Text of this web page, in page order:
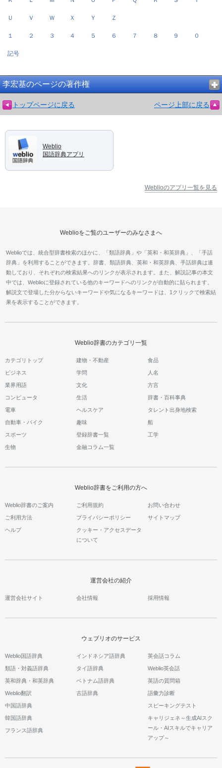
Ｕ Ｖ Ｗ Ｘ Ｙ Ｚ
１ ２ ３ ４ ５ ６ ７ ８ ９ ０
記号
李宏基のページの著作権
トップページに戻る ページ上部に戻る
Weblio
国語辞典アプリ
Weblioのアプリ一覧を見る
Weblioをご覧のユーザーのみなさまへ
Weblioでは、統合型辞書検索のほかに、「類語辞典」や「英和・和英辞典」、「手話
辞典」を利用することができます。辞書、類語辞典、英和・和英辞典、手話辞典は連
動しており、それぞれの検索結果へのリンクが表示されます。また、解説記事の本文
中では、Weblioに登録されている他のキーワードへのリンクが自動的に貼られます。
解説文で登場した分からないキーワードや気になるキーワードは、1クリックで検索結
果を表示することができます。
Weblio辞書のカテゴリ一覧
カテゴリトップ 建物・不動産 食品
ビジネス 学問 人名
業界用語 文化 方言
コンピュータ 生活 辞書・百科事典
電車 ヘルスケア タレント出身地検索
自動車・バイク 趣味 船
スポーツ 登録辞書一覧 工学
生物 金融コラム一覧
Weblio辞書をご利用の方へ
Weblio辞書のご案内 ご利用規約 お問い合わせ
ご利用方法 プライバシーポリシー サイトマップ
ヘルプ
クッキー・アクセスデータ
について
運営会社の紹介
運営会社サイト 会社情報 採用情報
ウェブリオのサービス
Weblio国語辞典
類語・対義語辞典
英和辞典・和英辞典
Weblio翻訳
中国語辞典
韓国語辞典
フランス語辞典
インドネシア語辞典
タイ語辞典
ベトナム語辞典
古語辞典
英会話コラム
Weblio英会話
英語の質問箱
語彙力診断
スピーキングテスト
キャリジェネ～生成AIスク
ール・AIスキルでキャリア
アップ～